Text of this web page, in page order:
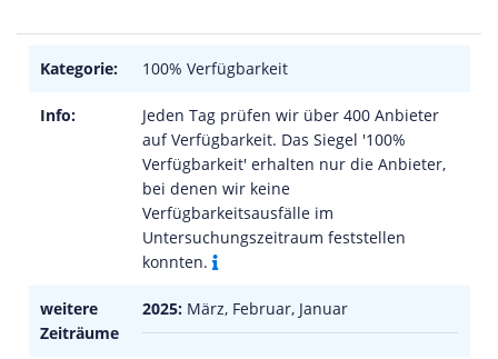
Kategorie: 100% Verfügbarkeit
Info:
Jeden Tag prüfen wir über 400 Anbieter
auf Verfügbarkeit. Das Siegel '100%
Verfügbarkeit' erhalten nur die Anbieter,
bei denen wir keine
Verfügbarkeitsausfälle im
Untersuchungszeitraum feststellen
konnten.
weitere
Zeiträume
2025: März, Februar, Januar